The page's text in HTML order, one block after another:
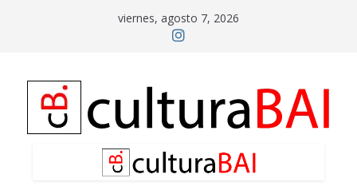
viernes, agosto 7, 2026